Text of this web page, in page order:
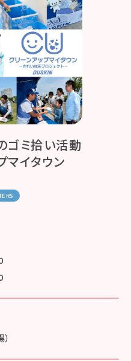
ゴミ拾い活動
マイタウン